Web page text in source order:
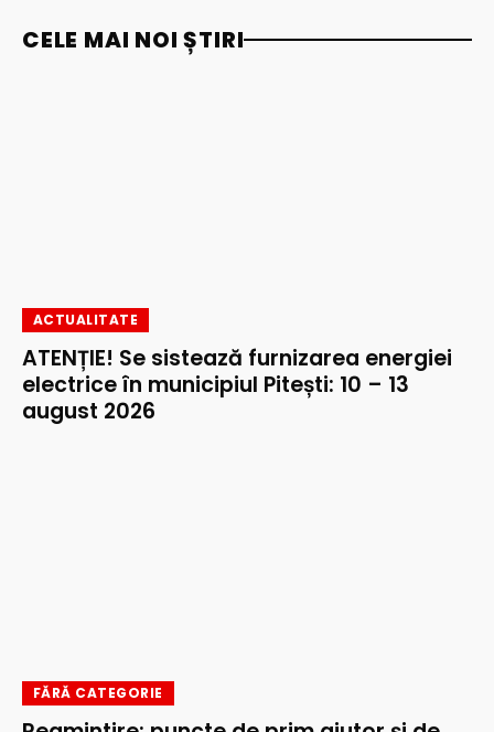
CELE MAI NOI ȘTIRI
ACTUALITATE
ATENȚIE! Se sistează furnizarea energiei
electrice în municipiul Pitești: 10 – 13
august 2026
FĂRĂ CATEGORIE